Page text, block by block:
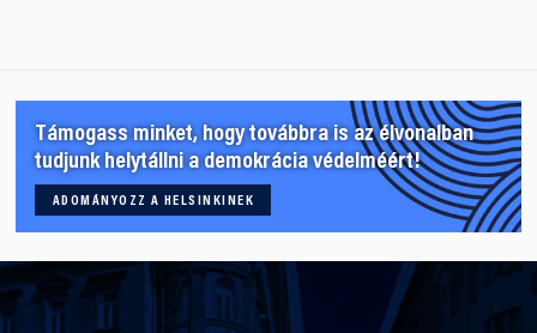
Támogass minket, hogy továbbra is az élvonalban
tudjunk helytállni a demokrácia védelméért!
ADOMÁNYOZZ A HELSINKINEK